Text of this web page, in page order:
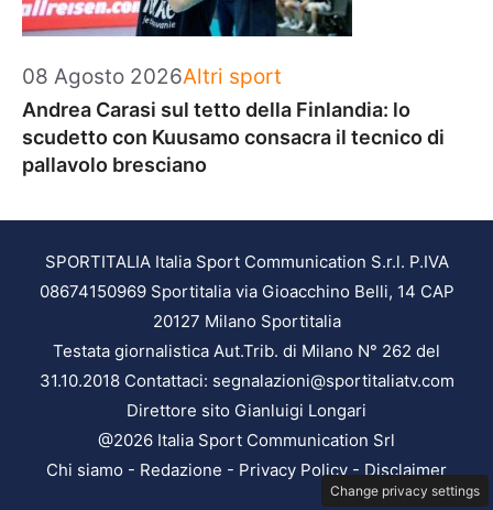
08 Agosto 2026Categorie
Altri sport
Andrea Carasi sul tetto della Finlandia: lo
scudetto con Kuusamo consacra il tecnico di
pallavolo bresciano
SPORTITALIA Italia Sport Communication S.r.l. P.IVA
08674150969 Sportitalia via Gioacchino Belli, 14 CAP
20127 Milano Sportitalia
Testata giornalistica Aut.Trib. di Milano N° 262 del
31.10.2018 Contattaci: segnalazioni@sportitaliatv.com
Direttore sito Gianluigi Longari
@2026 Italia Sport Communication Srl
Chi siamo - Redazione - Privacy Policy-Disclaimer
Change privacy settings